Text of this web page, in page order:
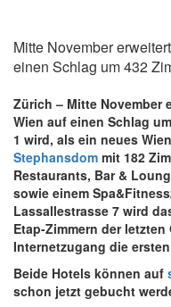
Mitte November
einen Schlag um 432
Zürich – Mitte November
Wien auf einen Schlag
1 wird, als ein neues
Stephansdom mit 182
Restaurants, Bar &
sowie einem
Lassallestrasse 7 wird
Etap-Zimmern der
Internetzugang die
Beide Hotels können auf
schon jetzt gebucht